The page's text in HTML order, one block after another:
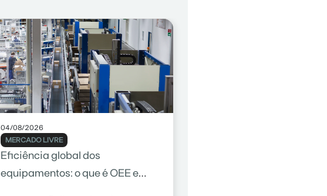
04/08/2026
MERCADO LIVRE
Eficiência global dos
equipamentos: o que é OEE e